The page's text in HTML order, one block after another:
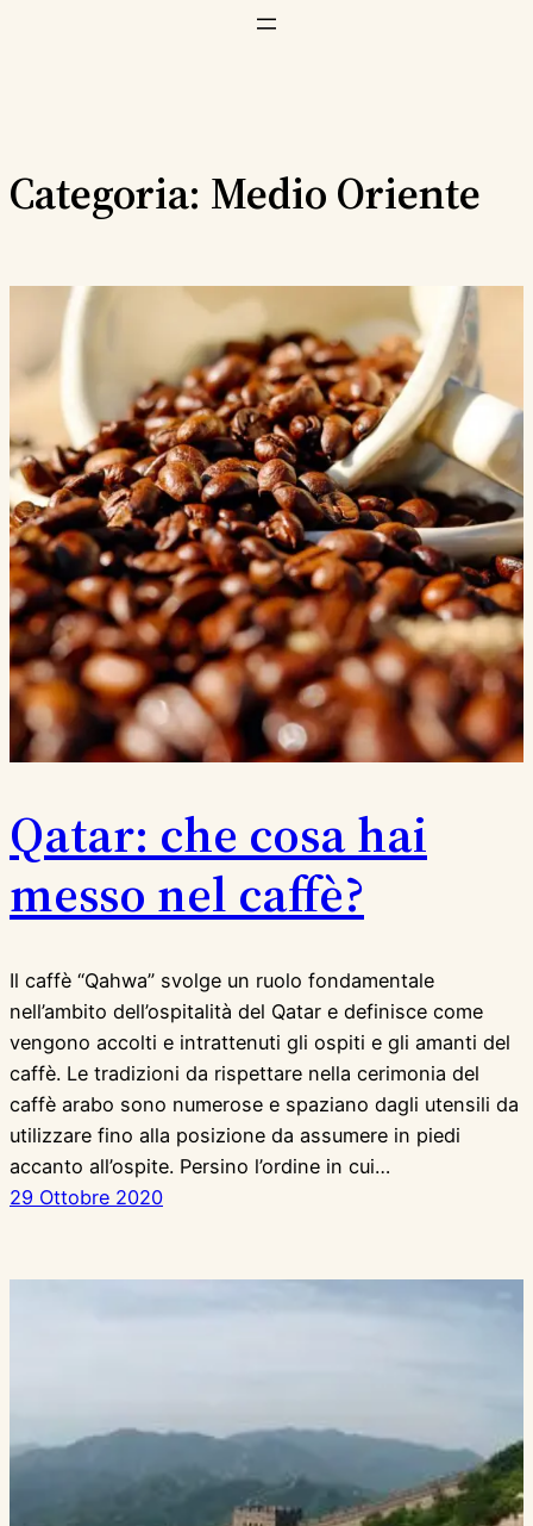
Categoria: Medio Oriente
Qatar: che cosa hai
messo nel caffè?
Il caffè “Qahwa” svolge un ruolo fondamentale
nell’ambito dell’ospitalità del Qatar e definisce come
vengono accolti e intrattenuti gli ospiti e gli amanti del
caffè. Le tradizioni da rispettare nella cerimonia del
caffè arabo sono numerose e spaziano dagli utensili da
utilizzare fino alla posizione da assumere in piedi
accanto all’ospite. Persino l’ordine in cui…
29 Ottobre 2020